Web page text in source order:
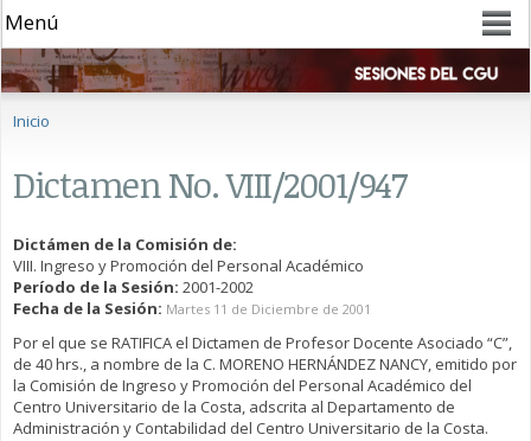
Inicio
Dictamen No. VIII/2001/947
Dictámen de la Comisión de:
VIII. Ingreso y Promoción del Personal Académico
Período de la Sesión: 2001-2002
Fecha de la Sesión: Martes 11 de Diciembre de 2001
Por el que se RATIFICA el Dictamen de Profesor Docente Asociado “C”,
de 40 hrs., a nombre de la C. MORENO HERNÁNDEZ NANCY, emitido por
la Comisión de Ingreso y Promoción del Personal Académico del
Centro Universitario de la Costa, adscrita al Departamento de
Administración y Contabilidad del Centro Universitario de la Costa.